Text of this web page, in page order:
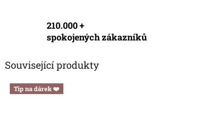
210.000 +
spokojených zákazníků
Související produkty
Tip na dárek ❤️